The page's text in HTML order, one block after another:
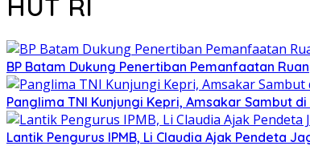
HUT RI
BP Batam Dukung Penertiban Pemanfaatan
Panglima TNI Kunjungi Kepri, Amsakar Sambut
Lantik Pengurus IPMB, Li Claudia Ajak Pendeta